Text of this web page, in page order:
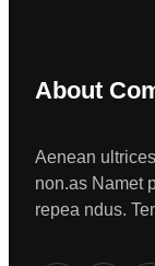
About
Aenean
non.as Namet
repea ndus.